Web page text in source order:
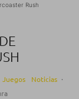
Rush
Juegos Noticias ·